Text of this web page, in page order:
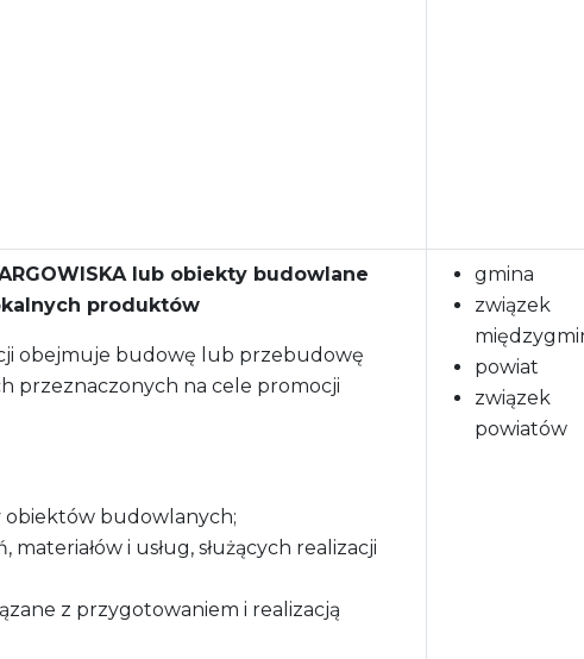
lub obiekty budowlane
produktów
obejmuje budowę lub przebudowę
przeznaczonych na cele promocji
budowlanych;
i usług, służących realizacji
z przygotowaniem i realizacją
gmina
związek
powiat
związek
powiatów